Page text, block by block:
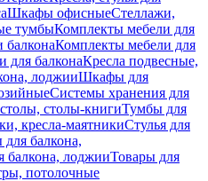
Шкафы офисныеСтеллажи,
тумбыКомплекты мебели для
Комплекты мебели для
для балконаКресла подвесные,
лоджииШкафы для
Системы хранения для
столы-книгиТумбы для
кресла-маятникиСтулья для
балкона,
балкона, лоджииТовары для
потолочные